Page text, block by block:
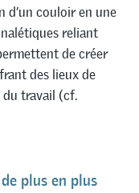
couloir en une
reliant
de créer
des lieux de
travail (cf.
plus en plus